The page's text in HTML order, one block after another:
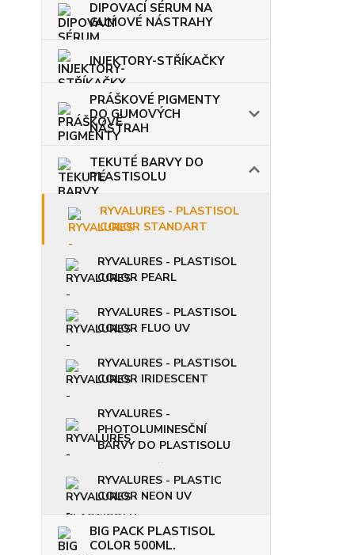
DIPOVACÍ SÉRUM NA
GUMOVÉ NÁSTRAHY
INJEKTORY-STŘÍKAČKY
PRÁŠKOVÉ PIGMENTY
DO GUMOVÝCH
NÁSTRAH
TEKUTÉ BARVY DO
PLASTISOLU
RYVALURES - PLASTISOL
COLOR STANDART
RYVALURES - PLASTISOL
COLOR PEARL
RYVALURES - PLASTISOL
COLOR FLUO UV
RYVALURES - PLASTISOL
COLOR IRIDESCENT
RYVALURES -
PHOTOLUMINESČNÍ
BARVY DO PLASTISOLU
RYVALURES - PLASTIC
COLOR NEON UV
BIG PACK PLASTISOL
COLOR 500ML.